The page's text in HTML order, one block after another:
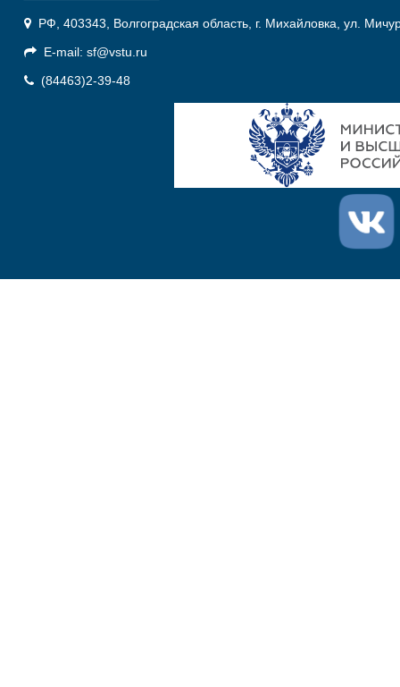
РФ, 403343, Волгоградская область, г. Михайловка, ул.
E-mail: sf@vstu.ru
(84463)2-39-48